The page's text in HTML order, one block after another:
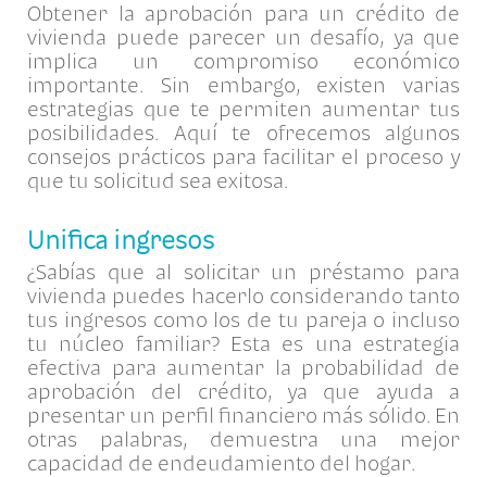
Obtener la aprobación para un crédito de
vivienda puede parecer un desafío, ya que
implica un compromiso económico
importante. Sin embargo, existen varias
estrategias que te permiten aumentar tus
posibilidades. Aquí te ofrecemos algunos
consejos prácticos para facilitar el proceso y
que tu solicitud sea exitosa.
Unifica ingresos
¿Sabías que al solicitar un préstamo para
vivienda puedes hacerlo considerando tanto
tus ingresos como los de tu pareja o incluso
tu núcleo familiar? Esta es una estrategia
efectiva para aumentar la probabilidad de
aprobación del crédito, ya que ayuda a
presentar un perfil financiero más sólido. En
otras palabras, demuestra una mejor
capacidad de endeudamiento del hogar.